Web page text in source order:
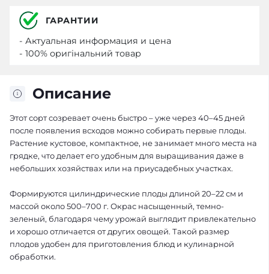
Описание
Этот сорт созревает очень быстро – уже через 40–45 дней
после появления всходов можно собирать первые плоды.
Растение кустовое, компактное, не занимает много места на
грядке, что делает его удобным для выращивания даже в
небольших хозяйствах или на приусадебных участках.
Формируются цилиндрические плоды длиной 20–22 см и
массой около 500–700 г. Окрас насыщенный, темно-
зеленый, благодаря чему урожай выглядит привлекательно
и хорошо отличается от других овощей. Такой размер
плодов удобен для приготовления блюд и кулинарной
обработки.
ГАРАНТИИ
- Актуальная информация и цена
- 100% оригінальний товар